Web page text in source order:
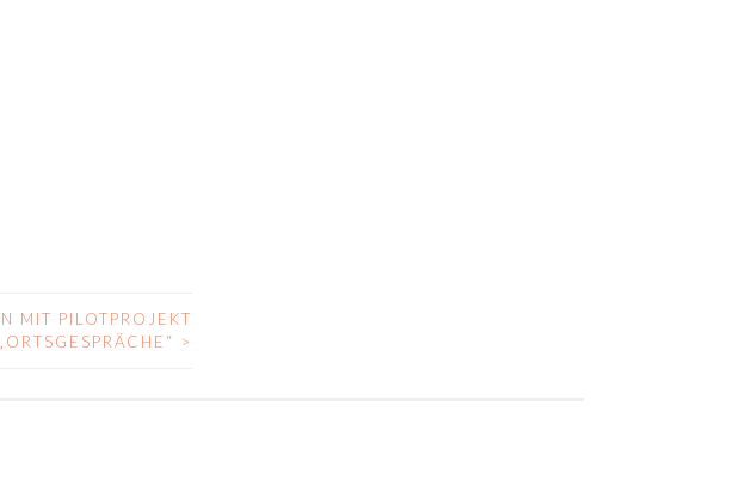
MIT PILOTPROJEKT
„ORTSGESPRÄCHE“ >